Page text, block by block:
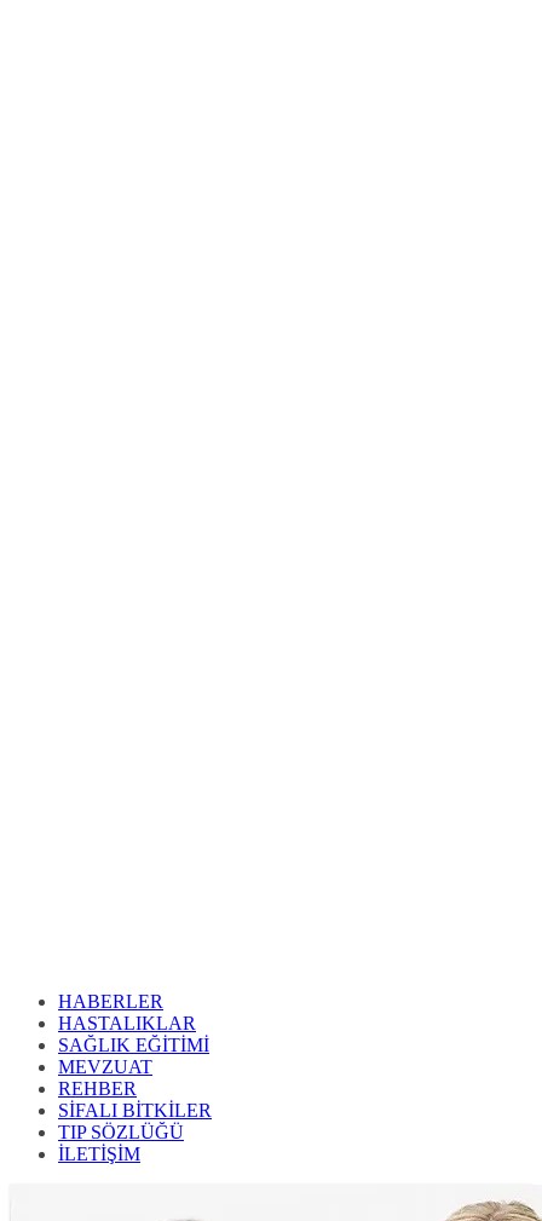
HABERLER
HASTALIKLAR
SAĞLIK EĞİTİMİ
MEVZUAT
REHBER
SİFALI BİTKİLER
TIP SÖZLÜĞÜ
İLETİŞİM